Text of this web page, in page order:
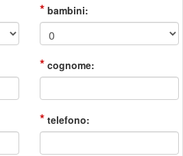
* bambini:
* cognome:
* telefono: